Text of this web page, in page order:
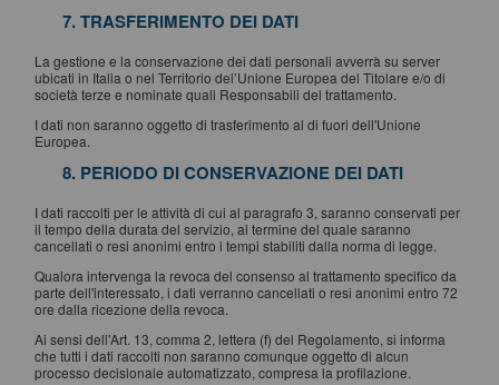
7. TRASFERIMENTO DEI DATI
La gestione e la conservazione dei dati personali avverrà su server
ubicati in Italia o nel Territorio del’Unione Europea del Titolare e/o di
società terze e nominate quali Responsabili del trattamento.
I dati non saranno oggetto di trasferimento al di fuori dell'Unione
Europea.
8. PERIODO DI CONSERVAZIONE DEI DATI
I dati raccolti per le attività di cui al paragrafo 3, saranno conservati per
il tempo della durata del servizio, al termine del quale saranno
cancellati o resi anonimi entro i tempi stabiliti dalla norma di legge.
Qualora intervenga la revoca del consenso al trattamento specifico da
parte dell'interessato, i dati verranno cancellati o resi anonimi entro 72
ore dalla ricezione della revoca.
Ai sensi dell'Art. 13, comma 2, lettera (f) del Regolamento, si informa
che tutti i dati raccolti non saranno comunque oggetto di alcun
processo decisionale automatizzato, compresa la profilazione.